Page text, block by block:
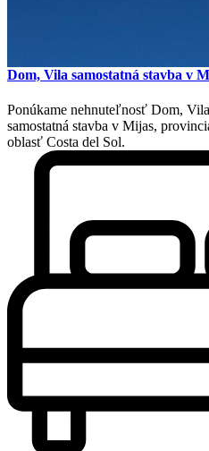
Dom, Vila samostatná stavba v
Ponúkame nehnuteľnosť Dom, Vila
samostatná stavba v Mijas,
oblasť Costa del Sol.